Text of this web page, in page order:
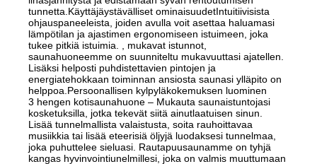
tunnetta.Käyttäjäystävälliset ominaisuudetIntuitiivisista
ohjauspaneeleista, joiden avulla voit asettaa haluamasi
lämpötilan ja ajastimen ergonomiseen istuimeen, joka
tukee pitkiä istuimia. , mukavat istunnot,
saunahuoneemme on suunniteltu mukavuuttasi ajatellen.
Lisäksi helposti puhdistettavien pintojen ja
energiatehokkaan toiminnan ansiosta saunasi ylläpito on
helppoa.Persoonallisen kylpyläkokemuksen luominen
3 hengen kotisaunahuone – Mukauta saunaistuntojasi
kosketuksilla, jotka tekevät siitä ainutlaatuisen sinun.
Lisää tunnelmallista valaistusta, soita rauhoittavaa
musiikkia tai lisää eteerisiä öljyjä luodaksesi tunnelmaa,
joka puhuttelee sieluasi. Rautapuusaunamme on tyhjä
kangas hyvinvointiunelmillesi, joka on valmis muuttumaan